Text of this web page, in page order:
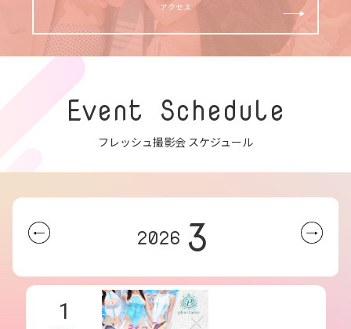
アクセス
Event Schedule
フレッシュ撮影会 スケジュール
2026 3
1